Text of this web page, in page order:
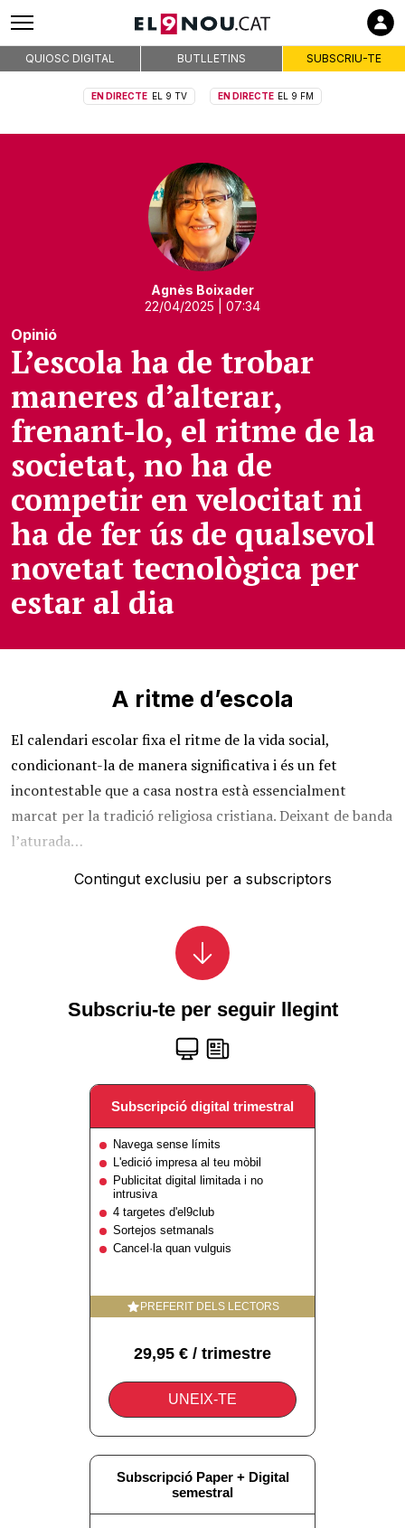
QUIOSC DIGITAL BUTLLETINS SUBSCRIU-TE
EN DIRECTE EL 9 TV EN DIRECTE EL 9 FM
Agnès Boixader
22/04/2025 | 07:34
Opinió
L’escola ha de trobar
maneres d’alterar,
frenant-lo, el ritme de la
societat, no ha de
competir en velocitat ni
ha de fer ús de qualsevol
novetat tecnològica per
estar al dia
A ritme d’escola
El calendari escolar fixa el ritme de la vida social,
condicionant-la de manera significativa i és un fet
incontestable que a casa nostra està essencialment
marcat per la tradició religiosa cristiana. Deixant de banda
l’aturada…
Contingut exclusiu per a subscriptors